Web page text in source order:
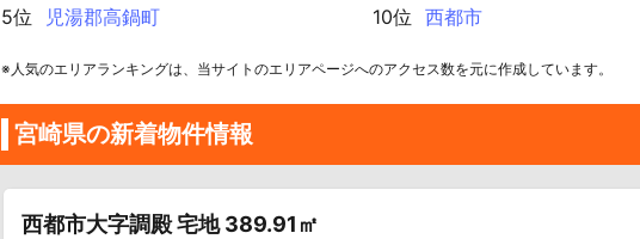
5位
児湯郡高鍋町
10位
西都市
※人気のエリアランキングは、当サイトのエリアページへのアクセス数を元に作成しています。
宮崎県の新着物件情報
西都市大字調殿 宅地 389.91㎡